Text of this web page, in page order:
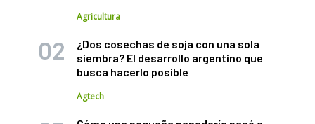
Agricultura
¿Dos cosechas de soja con una sola
siembra? El desarrollo argentino que
busca hacerlo posible
Agtech